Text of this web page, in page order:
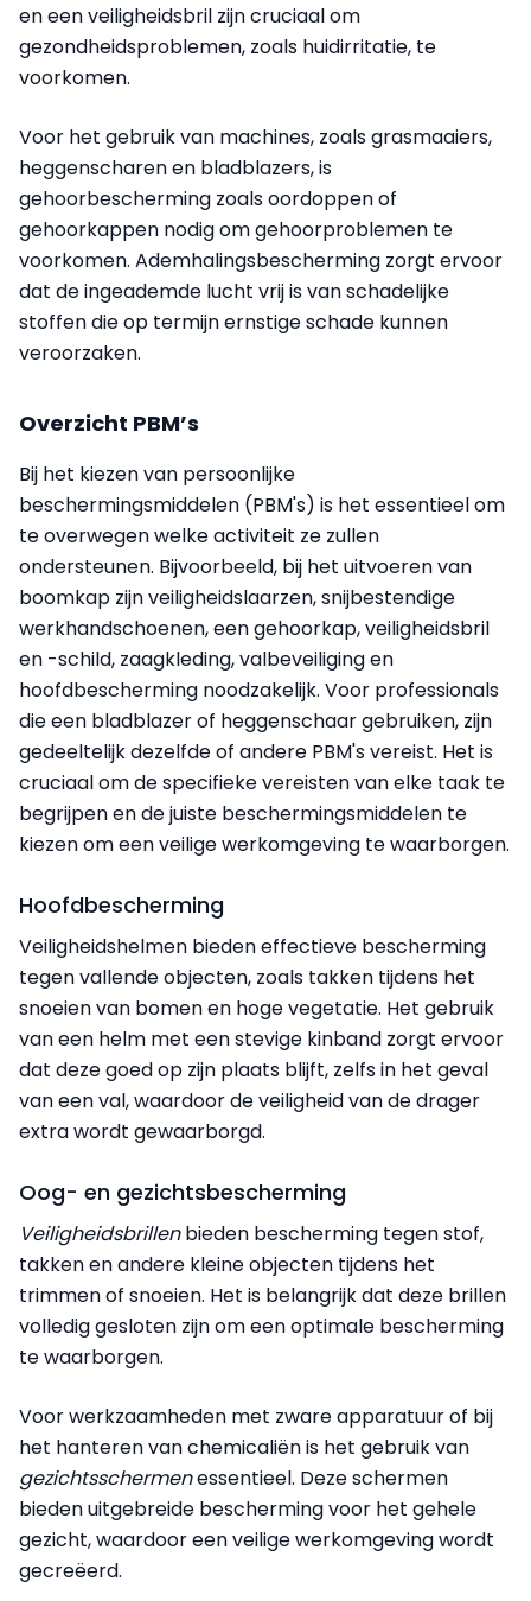
en een veiligheidsbril zijn cruciaal om
gezondheidsproblemen, zoals huidirritatie, te
voorkomen.
Voor het gebruik van machines, zoals grasmaaiers,
heggenscharen en bladblazers, is
gehoorbescherming zoals oordoppen of
gehoorkappen nodig om gehoorproblemen te
voorkomen. Ademhalingsbescherming zorgt ervoor
dat de ingeademde lucht vrij is van schadelijke
stoffen die op termijn ernstige schade kunnen
veroorzaken.
Overzicht PBM’s
Bij het kiezen van persoonlijke
beschermingsmiddelen (PBM's) is het essentieel om
te overwegen welke activiteit ze zullen
ondersteunen. Bijvoorbeeld, bij het uitvoeren van
boomkap zijn veiligheidslaarzen, snijbestendige
werkhandschoenen, een gehoorkap, veiligheidsbril
en -schild, zaagkleding, valbeveiliging en
hoofdbescherming noodzakelijk. Voor professionals
die een bladblazer of heggenschaar gebruiken, zijn
gedeeltelijk dezelfde of andere PBM's vereist. Het is
cruciaal om de specifieke vereisten van elke taak te
begrijpen en de juiste beschermingsmiddelen te
kiezen om een veilige werkomgeving te waarborgen.
Hoofdbescherming
Veiligheidshelmen bieden effectieve bescherming
tegen vallende objecten, zoals takken tijdens het
snoeien van bomen en hoge vegetatie. Het gebruik
van een helm met een stevige kinband zorgt ervoor
dat deze goed op zijn plaats blijft, zelfs in het geval
van een val, waardoor de veiligheid van de drager
extra wordt gewaarborgd.
Oog- en gezichtsbescherming
Veiligheidsbrillenbieden bescherming tegen stof,
takken en andere kleine objecten tijdens het
trimmen of snoeien. Het is belangrijk dat deze brillen
volledig gesloten zijn om een optimale bescherming
te waarborgen.
Voor werkzaamheden met zware apparatuur of bij
het hanteren van chemicaliën is het gebruik van
gezichtsschermenessentieel. Deze schermen
bieden uitgebreide bescherming voor het gehele
gezicht, waardoor een veilige werkomgeving wordt
gecreëerd.